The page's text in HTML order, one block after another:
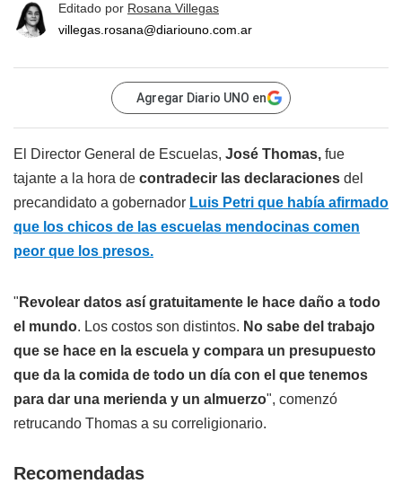
Editado por Rosana Villegas
villegas.rosana@diariouno.com.ar
Agregar Diario UNO en
El Director General de Escuelas, José Thomas, fue
tajante a la hora de contradecir las declaraciones del
precandidato a gobernador Luis Petri que había afirmado
que los chicos de las escuelas mendocinas comen
peor que los presos.
" Revolear datos así gratuitamente le hace daño a todo
el mundo. Los costos son distintos. No sabe del trabajo
que se hace en la escuela y compara un presupuesto
que da la comida de todo un día con el que tenemos
para dar una merienda y un almuerzo", comenzó
retrucando Thomas a su correligionario.
Recomendadas